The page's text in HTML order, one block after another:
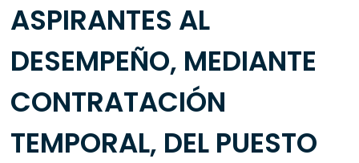
ASPIRANTES AL
DESEMPEÑO, MEDIANTE
CONTRATACIÓN
TEMPORAL, DEL PUESTO